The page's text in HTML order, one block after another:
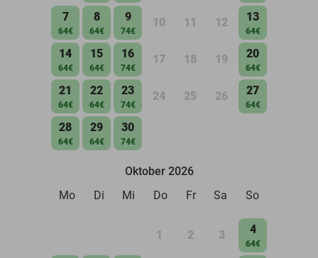
7
64€
8
64€
9
74€
10 11 12 13
64€
14
64€
15
64€
16
74€
17 18 19 20
64€
21
64€
22
64€
23
74€
24 25 26 27
64€
28
64€
29
64€
30
74€
Oktober 2026
Mo
Di Mi Do Fr Sa So
1 2 3 4
64€